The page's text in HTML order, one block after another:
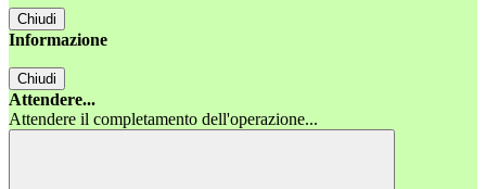
Chiudi
Informazione
Chiudi
Attendere...
Attendere il completamento dell'operazione...